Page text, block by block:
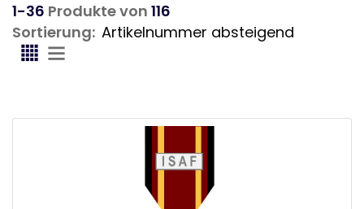
1-36 Produkte von 116
Sortierung: